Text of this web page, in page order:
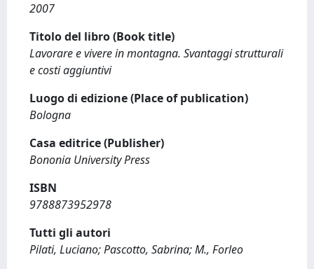
2007
Titolo del libro (Book title)
Lavorare e vivere in montagna. Svantaggi strutturali
e costi aggiuntivi
Luogo di edizione (Place of publication)
Bologna
Casa editrice (Publisher)
Bononia University Press
ISBN
9788873952978
Tutti gli autori
Pilati, Luciano; Pascotto, Sabrina; M., Forleo